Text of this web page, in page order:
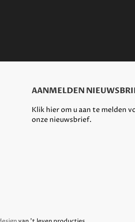
AANMELDEN
Klik hier om u aan te melden
onze nieuwsbrief.